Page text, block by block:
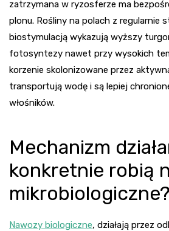
zatrzymana w ryzosferze ma
plonu. Rośliny na polach z regularnie
biostymulacją wykazują wyższy
fotosyntezy nawet przy wysokich
korzenie skolonizowane przez
transportują wodę i są lepiej
włośników.
Mechanizm
konkretnie robią
mikrobiologiczne?
Nawozy biologiczne, działają przez